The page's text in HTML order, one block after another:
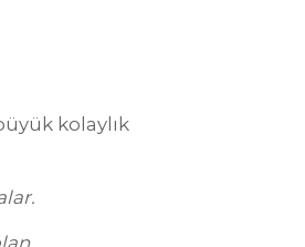
kolaylık